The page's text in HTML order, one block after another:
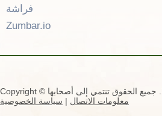
فراشة
Zumbar.io
Copyright ©
معلومات الاتصال | سياسة الخصوصية